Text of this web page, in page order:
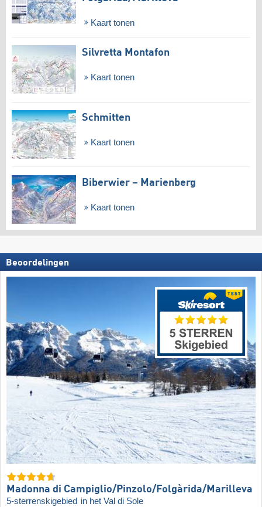
Kaart tonen
Silvretta Montafon
Kaart tonen
Schmitten
Kaart tonen
Biberwier – Marienberg
Kaart tonen
Beoordelingen
Madonna di Campiglio/​Pinzolo/​Folgàrida/​Marilleva
5-sterrenskigebied in het Val di Sole